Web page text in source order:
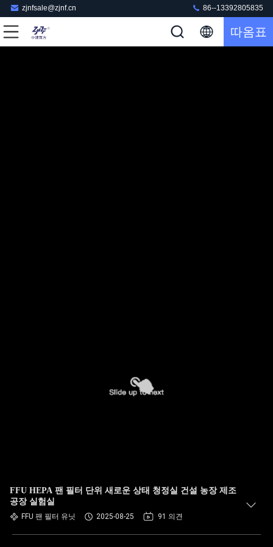
zjnfsale@zjnf.cn 86--13392805835
따옴표
FFU HEPA 팬 필터 단위 새로운 상태 청정실 건설 농장 제조
공장 실험실
FFU 팬 필터 유닛 2025-08-25 91 의견